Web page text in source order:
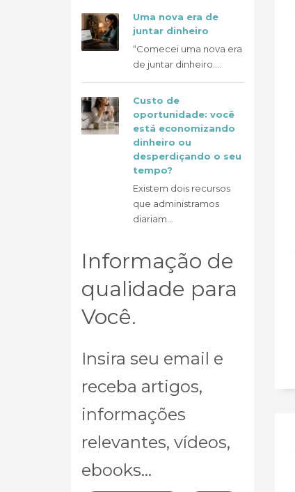
Uma nova era de
juntar dinheiro
“Comecei uma nova era
de juntar dinheiro....
Custo de
oportunidade: você
está economizando
dinheiro ou
desperdiçando o seu
tempo?
Existem dois recursos
que administramos
diariam...
Informação de
qualidade para
Você.
Insira seu email e
receba artigos,
informações
relevantes, vídeos,
ebooks...